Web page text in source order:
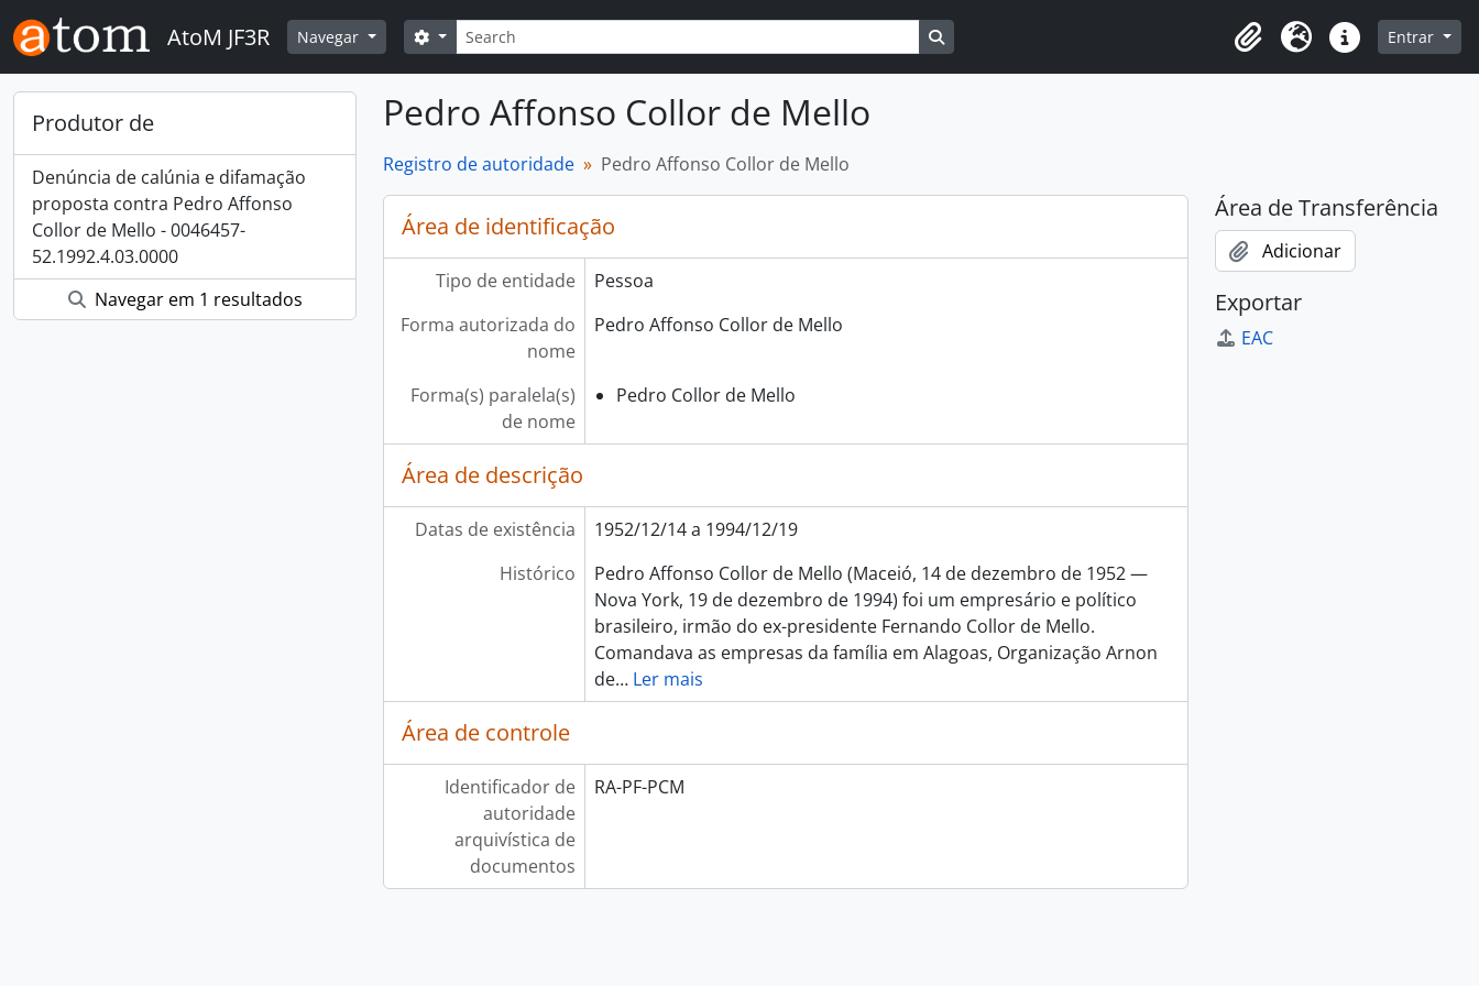
Skip to main content
AtoM JF3R Navegar Buscar
Opções de busca
Clipboard
Idioma Atalhos Entrar
Produtor de
Denúncia de calúnia e difamação
proposta contra Pedro Affonso
Collor de Mello - 0046457-
52.1992.4.03.0000
Navegar em 1 resultados
Pedro Affonso Collor de Mello
Registro de autoridade Pedro Affonso Collor de Mello
Área de identificação
Tipo de entidade
Pessoa
Forma autorizada do
nome
Pedro Affonso Collor de Mello
Forma(s) paralela(s)
de nome
Pedro Collor de Mello
Área de descrição
Datas de existência
1952/12/14 a 1994/12/19
Histórico
Pedro Affonso Collor de Mello (Maceió, 14 de dezembro de 1952 —
Nova York, 19 de dezembro de 1994) foi um empresário e político
brasileiro, irmão do ex-presidente Fernando Collor de Mello.
Comandava as empresas da família em Alagoas, Organização Arnon
de… Ler mais
Área de controle
Identificador de
autoridade
arquivística de
documentos
RA-PF-PCM
Área de Transferência
Adicionar
Exportar
EAC